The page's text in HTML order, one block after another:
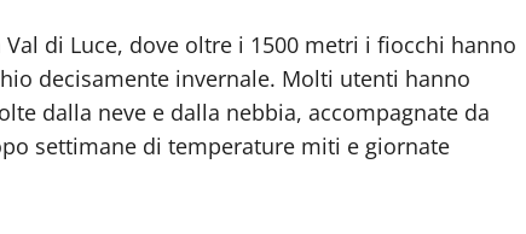
di Luce, dove oltre i 1500 metri i fiocchi hanno
decisamente invernale. Molti utenti hanno
dalla neve e dalla nebbia, accompagnate da
settimane di temperature miti e giornate